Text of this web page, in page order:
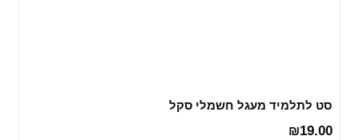
סט לתלמיד מעגל חשמלי סקל
₪19.00